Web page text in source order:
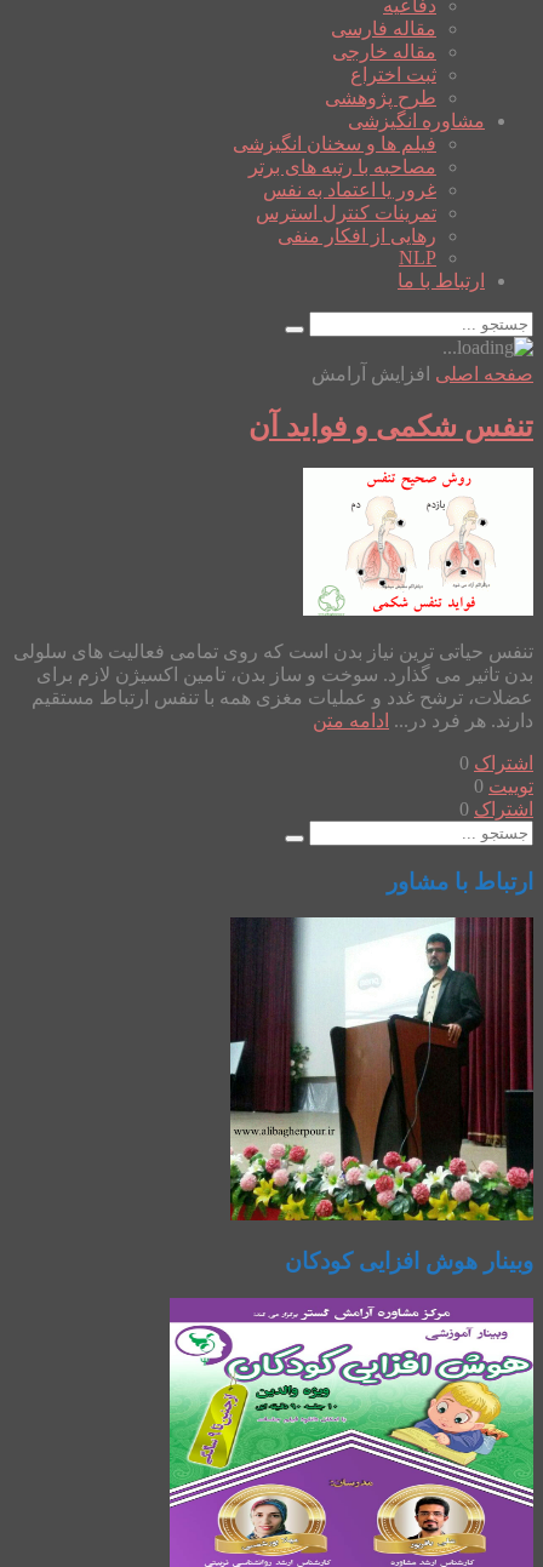
دفاعیه
مقاله فارسی
مقاله خارجی
ثبت اختراع
طرح پژوهشی
مشاوره انگیزشی
فیلم ها و سخنان انگیزشی
مصاحبه با رتبه های برتر
غرور یا اعتماد به نفس
تمرینات کنترل استرس
رهایی از افکار منفی
NLP
ارتباط با ما
صفحه اصلی افزایش آرامش
تنفس شکمی و فواید آن
تنفس حیاتی ترین نیاز بدن است که روی تمامی فعالیت های سلولی
بدن تاثیر می گذارد. سوخت و ساز بدن، تامین اکسیژن لازم برای
عضلات، ترشح غدد و عملیات مغزی همه با تنفس ارتباط مستقیم
دارند. هر فرد در... ادامه متن
اشتراک 0
توییت 0
اشتراک 0
ارتباط با مشاور
وبینار هوش افزایی کودکان